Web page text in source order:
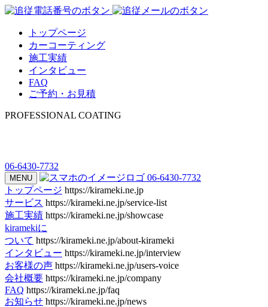
トップページ
カーコーティング
施工実績
インタビュー
FAQ
ご予約・お見積
PROFESSIONAL COATING
06-6430-7732
MENU
06-6430-7732
トップページ https://kirameki.ne.jp
サービス https://kirameki.ne.jp/service-list
施工実績 https://kirameki.ne.jp/showcase
kiramekiに
ついて https://kirameki.ne.jp/about-kirameki
インタビュー https://kirameki.ne.jp/interview
お客様の声 https://kirameki.ne.jp/users-voice
会社概要 https://kirameki.ne.jp/company
FAQ https://kirameki.ne.jp/faq
お知らせ https://kirameki.ne.jp/news